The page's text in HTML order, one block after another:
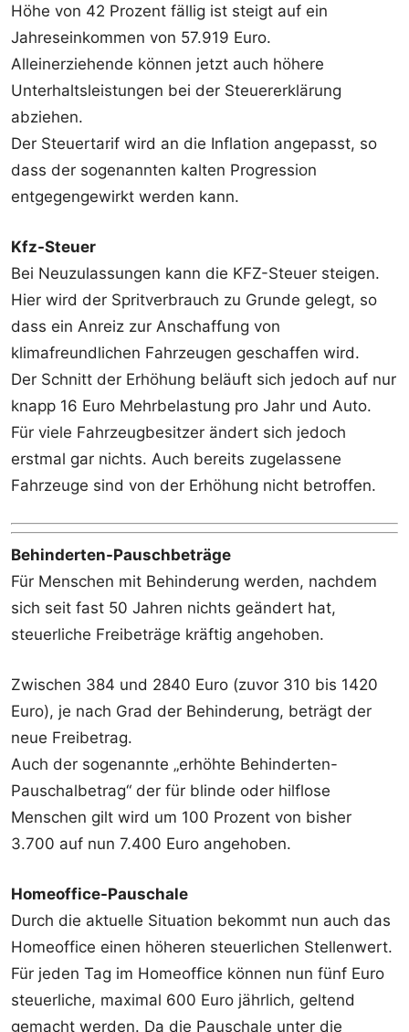
Höhe von 42 Prozent fällig ist steigt auf ein
Jahreseinkommen von 57.919 Euro.
Alleinerziehende können jetzt auch höhere
Unterhaltsleistungen bei der Steuererklärung
abziehen.
Der Steuertarif wird an die Inflation angepasst, so
dass der sogenannten kalten Progression
entgegengewirkt werden kann.
Kfz-Steuer
Bei Neuzulassungen kann die KFZ-Steuer steigen.
Hier wird der Spritverbrauch zu Grunde gelegt, so
dass ein Anreiz zur Anschaffung von
klimafreundlichen Fahrzeugen geschaffen wird.
Der Schnitt der Erhöhung beläuft sich jedoch auf nur
knapp 16 Euro Mehrbelastung pro Jahr und Auto.
Für viele Fahrzeugbesitzer ändert sich jedoch
erstmal gar nichts. Auch bereits zugelassene
Fahrzeuge sind von der Erhöhung nicht betroffen.
Behinderten-Pauschbeträge
Für Menschen mit Behinderung werden, nachdem
sich seit fast 50 Jahren nichts geändert hat,
steuerliche Freibeträge kräftig angehoben.
Zwischen 384 und 2840 Euro (zuvor 310 bis 1420
Euro), je nach Grad der Behinderung, beträgt der
neue Freibetrag.
Auch der sogenannte „erhöhte Behinderten-
Pauschalbetrag“ der für blinde oder hilflose
Menschen gilt wird um 100 Prozent von bisher
3.700 auf nun 7.400 Euro angehoben.
Homeoffice-Pauschale
Durch die aktuelle Situation bekommt nun auch das
Homeoffice einen höheren steuerlichen Stellenwert.
Für jeden Tag im Homeoffice können nun fünf Euro
steuerliche, maximal 600 Euro jährlich, geltend
gemacht werden. Da die Pauschale unter die